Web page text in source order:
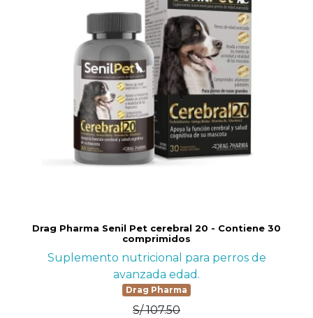
Drag Pharma Senil Pet cerebral 20 - Contiene 30
comprimidos
Suplemento nutricional para perros de
avanzada edad.
Drag Pharma
S/ 107.50